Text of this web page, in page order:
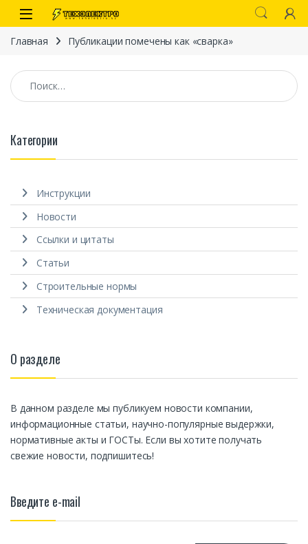
Перейти к навигации
перейти к содержанию
Open
Главная Публикации помечены как «сварка»
Найти:
Категории
Инструкции
Новости
Ссылки и цитаты
Статьи
Строительные нормы
Техническая документация
О разделе
В данном разделе мы публикуем новости компании,
информационные статьи, научно-популярные выдержки,
нормативные акты и ГОСТы. Если вы хотите получать
свежие новости, подпишитесь!
Введите e-mail